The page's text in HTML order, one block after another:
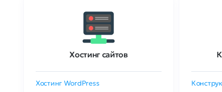
Хостинг сайтов
Хостинг WordPress